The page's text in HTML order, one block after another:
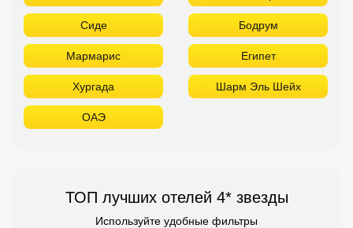
Сиде Бодрум
Мармарис Египет
Хургада Шарм Эль Шейх
ОАЭ
ТОП лучших отелей 4* звезды
Используйте удобные фильтры